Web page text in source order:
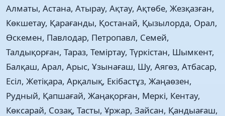
Алматы, Астана, Атырау, Ақтау, Ақтөбе, Жезқазған,
Көкшетау, Қарағанды, Қостанай, Қызылорда, Орал,
Өскемен, Павлодар, Петропавл, Семей,
Талдықорған, Тараз, Теміртау, Түркістан, Шымкент,
Балқаш, Арал, Арыс, Ұзынағаш, Шу, Аягөз, Атбасар,
Есіл, Жетіқара, Арқалық, Екібастұз, Жаңаөзен,
Рудный, Қапшағай, Жаңақорған, Меркі, Кентау,
Көксарай, Созақ, Тасты, Ұржар, Зайсан, Қандыағаш,